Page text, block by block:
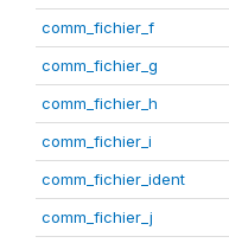
comm_fichier_f
comm_fichier_g
comm_fichier_h
comm_fichier_i
comm_fichier_ident
comm_fichier_j